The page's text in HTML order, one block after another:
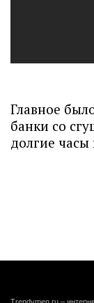
Главное
банки со
долгие часы